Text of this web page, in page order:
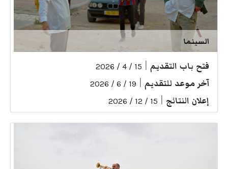
السينما
فتح باب التقديم 15 / 4 / 2026
آخر موعد للتقديم 19 / 6 / 2026
إعلان النتائج 15 / 12 / 2026